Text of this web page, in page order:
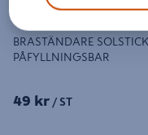
BRASTÄNDARE
PÅFYLLNINGSBAR
49 kr / ST